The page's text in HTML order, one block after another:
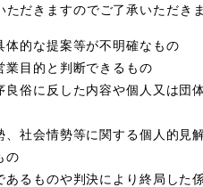
だきますのでご了承いただき
体的な提案等が不明確なもの
業目的と判断できるもの
俗に反した内容や個人又は団
社会情勢等に関する個人的見
の
るものや判決により終局した